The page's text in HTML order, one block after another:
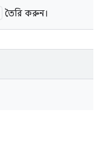
তৈরি করুন।